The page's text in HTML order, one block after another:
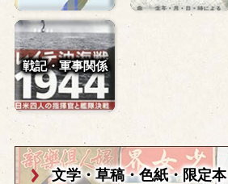
戦記・軍事関係
文学・草稿・色紙・限定本